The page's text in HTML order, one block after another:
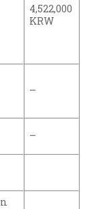
4,522,000
KRW
–
–